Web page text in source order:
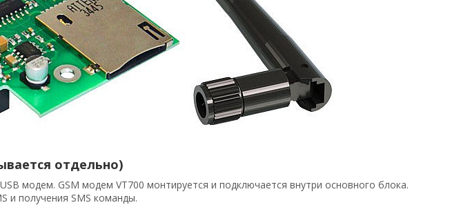
отдельно)
модем. GSM модем VT700 монтируется и подключается внутри основного блока.
и получения SMS команды.